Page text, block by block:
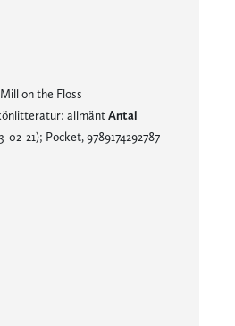
on the Floss
allmäntAntal
02-21); Pocket, 9789174292787